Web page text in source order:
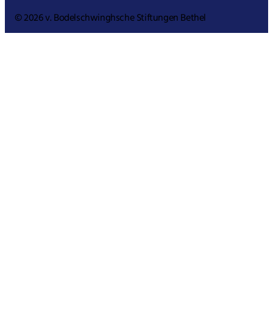
© 2026 v. Bodelschwinghsche Stiftungen Bethel